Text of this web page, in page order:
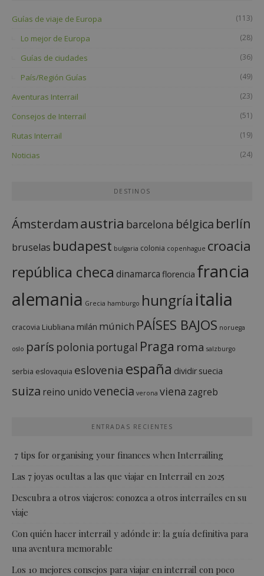
Guías de viaje de Europa (113)
Lo mejor de Europa (28)
Guías de ciudades (36)
País/Región Guías (49)
Aventuras Interrail (23)
Consejos de Interrail (51)
Rutas Interrail (19)
Noticias (24)
DESTINOS
Ámsterdamaustria barcelona bélgica berlín
bruselas budapest bulgaria colonia copenhague croacia
república checa dinamarca florencia francia
alemania Grecia hamburgo hungría italia
cracovia Liubliana milán múnich PAÍSES BAJOS noruega
oslo parís polonia portugal Praga roma salzburgo
serbia eslovaquia eslovenia españa dividir suecia
suiza reino unidovenecia verona viena zagreb
ENTRADAS RECIENTES
7 tips for organising your finances when Interrailing
Las 7 joyas ocultas a las que viajar en Interrail en 2025
Descubra a otros viajeros: conozca a otros interraíles en su
viaje
Con quién hacer interrail y adónde ir: la guía definitiva para
una aventura memorable
Los 10 mejores consejos para viajar en interrail con poco